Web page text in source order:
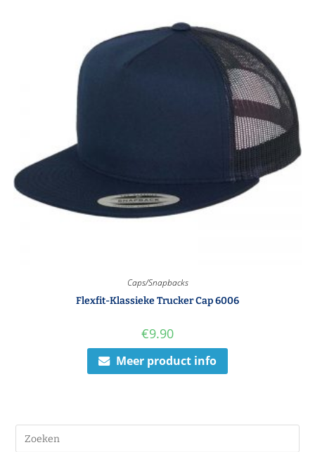
Caps/Snapbacks
Flexfit-Klassieke Trucker Cap 6006
€9.90
Meer product info